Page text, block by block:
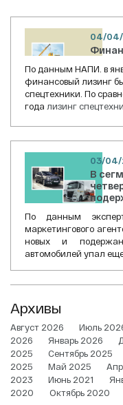
04/04/
По данным НАПИ. в
финансовый лизинг
спецтехники. По
года лизинг
03/04/
В
По данным
маркетингового
новых и
автомобилей упал
Архивы
Август 2026 Июль
2026
Январь 2026
2025
Сентябрь 2025
2025
Май 2025
2023
Июнь 2021
2020
Октябрь 2020